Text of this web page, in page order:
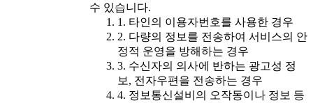
수 있습니다.
1. 타인의 이용자번호를 사용한 경우
2. 다량의 정보를 전송하여 서비스의 안
정적 운영을 방해하는 경우
3. 수신자의 의사에 반하는 광고성 정
보, 전자우편을 전송하는 경우
4. 정보통신설비의 오작동이나 정보 등